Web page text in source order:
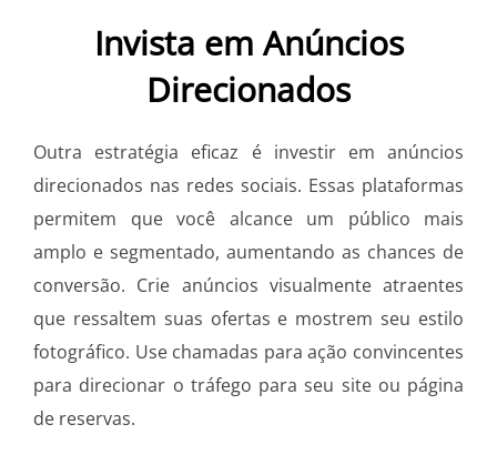
Invista em Anúncios
Direcionados
Outra estratégia eficaz é investir em anúncios
direcionados nas redes sociais. Essas plataformas
permitem que você alcance um público mais
amplo e segmentado, aumentando as chances de
conversão. Crie anúncios visualmente atraentes
que ressaltem suas ofertas e mostrem seu estilo
fotográfico. Use chamadas para ação convincentes
para direcionar o tráfego para seu site ou página
de reservas.